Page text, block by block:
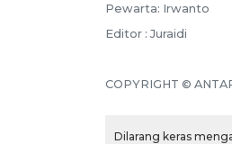
Pewarta: Irwanto
Editor : Juraidi
COPYRIGHT ©
Dilarang keras